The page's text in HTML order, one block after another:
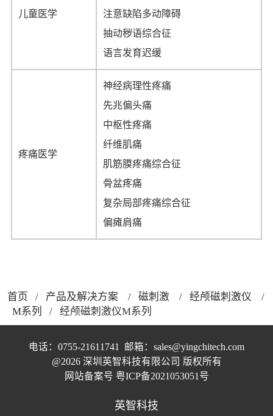
儿童医学
注意缺陷多动障碍
抽动秽语综合征
语言发育迟缓
疼痛医学
神经病理性疼痛
先兆偏头痛
中枢性疼痛
纤维肌痛
肌筋膜疼痛综合征
骨盆疼痛
复杂局部疼痛综合征
偏瘫肩痛
首页 / 产品及解决方案 / 磁刺激 / 经颅磁刺激仪 /
M系列
/ 经颅磁刺激仪M系列
电话：0755-21611741  邮箱：sales@yingchitech.com
@2026 深圳英智科技有限公司 版权所有
网站备案号 粤ICP备2021053051号
英智科技